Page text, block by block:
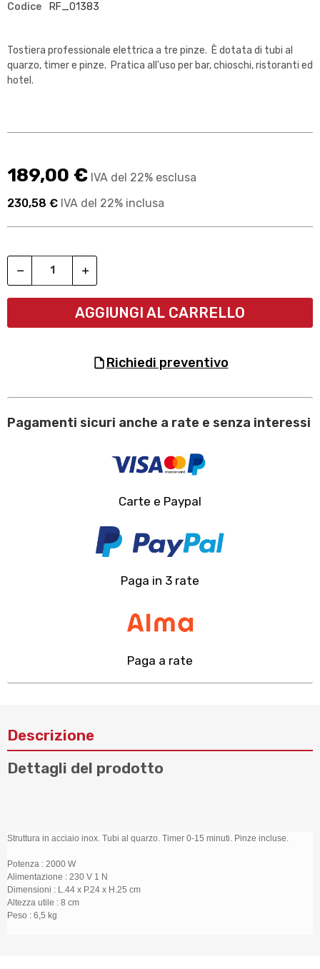
Codice RF_01383
Tostiera professionale elettrica a tre pinze. È dotata di tubi al
quarzo, timer e pinze. Pratica all'uso per bar, chioschi, ristoranti ed
hotel.
189,00 € IVA del 22% esclusa
230,58 € IVA del 22% inclusa
AGGIUNGI AL CARRELLO
richiedi preventivo
Pagamenti sicuri anche a rate e senza interessi
Carte e Paypal
Paga in 3 rate
Paga a rate
Descrizione
Dettagli del prodotto
Struttura in acciaio inox. Tubi al quarzo. Timer 0-15 minuti. Pinze incluse.
Potenza : 2000 W
Alimentazione : 230 V 1 N
Dimensioni : L.44 x P.24 x H.25 cm
Altezza utile : 8 cm
Peso : 6,5 kg